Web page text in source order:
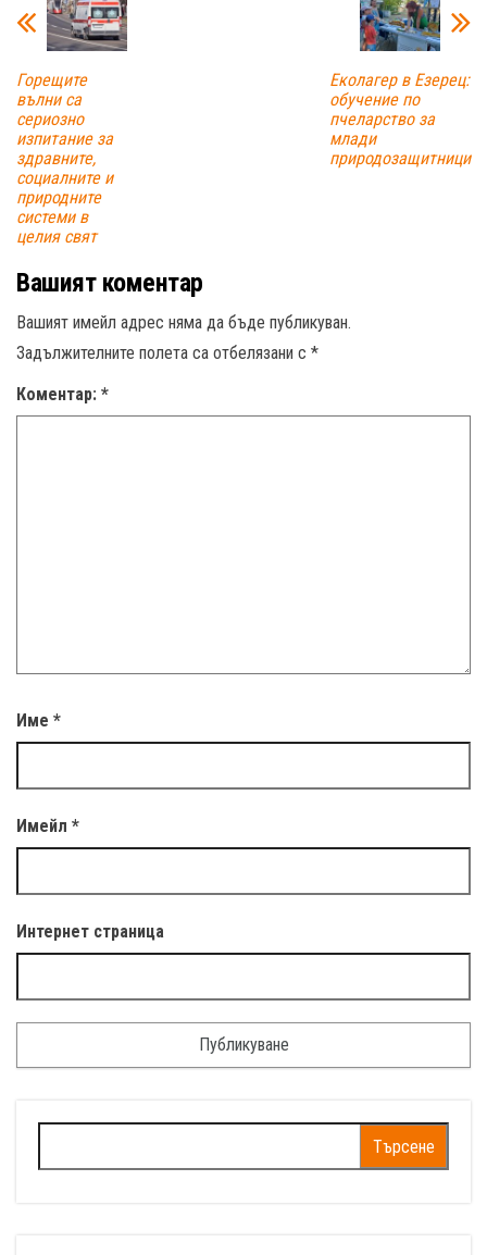
Горещите
вълни са
сериозно
изпитание за
здравните,
социалните и
природните
системи в
целия свят
Еколагер в Езерец:
обучение по
пчеларство за
млади
природозащитници
Вашият коментар
Вашият имейл адрес няма да бъде публикуван.
Задължителните полета са отбелязани с *
Коментар: *
Име *
Имейл *
Интернет страница
за: